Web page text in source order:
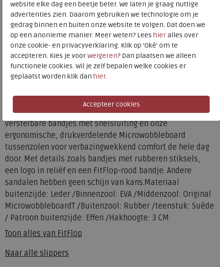
klassieke leren slippers met twee spijlen voldoen aan
elke (schoenen)eis. Het ultieme gemak, met gewatteerde,
verstelbare bandjes met snelsluiting en onze
ergonomische, drukverdelende Microwobbleboard
tussenzolen voor verbazingwekkend comfort de hele dag
door. Met details zoals bandjes met rubberen stiksels,
een logo in reliëf en een FitFlop-rood bandje. Andere
sandalen hebben geen schijn van kans.Materiaal
buitenzijde: Leder /Binnenzool: EVA /Middenzool: Original
MicrowobbleboardT /Buitenzool: Rubber /teenstuk: Suède
/ Patroon buitenzijde: Effen /Hakhoogte: 3 CM
Toon alles van FitFlop
Naar alle slippers
Materiaal
Leer
Wijdtemaat
n
Uitneembaar voetbed
nee
website elke dag een beetje beter. We laten je graag nuttige
advertenties zien. Daarom gebruiken we technologie om je
gedrag binnen en buiten onze website te volgen. Dat doen we
op een anonieme manier. Meer weten? Lees hieralles over
onze cookie- en privacyverklaring. Klik op 'Oké' om te
accepteren. Kies je voorweigeren? Dan plaatsen we alleen
functionele cookies. Wil je zelf bepalen welke cookies er
geplaatst worden klik dan hier.